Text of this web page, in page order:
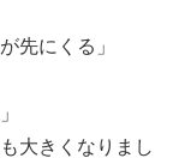
先にくる」
大きくなりまし